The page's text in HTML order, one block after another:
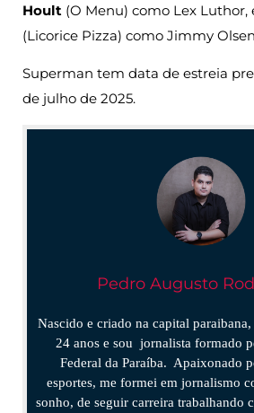
Hoult (O Menu) como Lex Luthor,
(Licorice Pizza) como Jimmy
Superman tem data de estreia
de julho de 2025.
Pedro Augusto
Nascido e criado na capital
24 anos e sou jornalista formado
Federal da Paraíba. Apaixonado
esportes, me formei em jornalismo
sonho, de seguir carreira trabalhando